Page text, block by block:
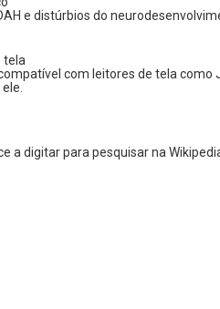
e distúrbios do
tela
com leitores de tela
a digitar para pesquisar na